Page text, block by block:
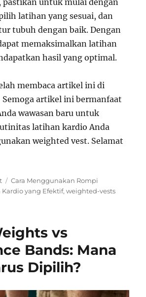
latihan yang sesuai, dan
tubuh dengan baik. Dengan
memaksimalkan latihan
hasil yang optimal.
membaca artikel ini di
Semoga artikel ini bermanfaat
wawasan baru untuk
latihan kardio Anda
weighted vest. Selamat
Tags
Cara Menggunakan Rompi
Kardio yang Efektif,weighted-vests
vs
Bands: Mana
Dipilih?